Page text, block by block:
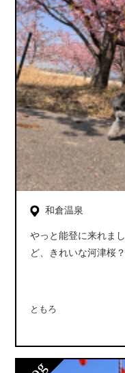
和倉温泉
やっと能登に来れま
ど、きれいな河津桜
ともろ